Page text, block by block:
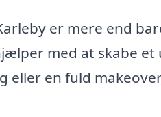
er mere end
med at skabe
eller en fuld